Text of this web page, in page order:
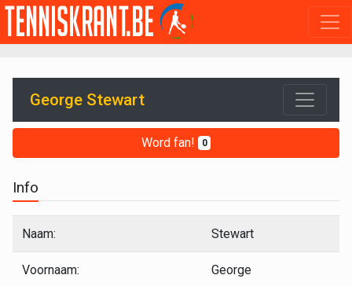
George Stewart
Word fan! 0
Info
Naam: Stewart
Voornaam: George